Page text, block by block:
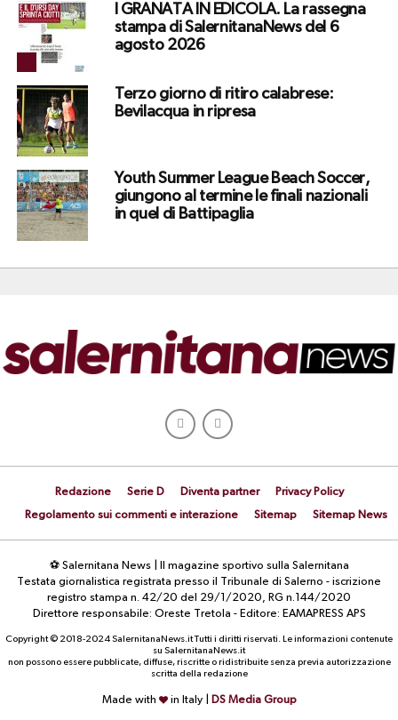
I GRANATA IN EDICOLA. La rassegna
stampa di SalernitanaNews del 6
agosto 2026
Terzo giorno di ritiro calabrese:
Bevilacqua in ripresa
Youth Summer League Beach Soccer,
giungono al termine le finali nazionali
in quel di Battipaglia
Redazione Serie D Diventa partner
Privacy Policy
Regolamento sui commenti e interazione
Sitemap Sitemap News
⚽ Salernitana News | Il magazine sportivo sulla Salernitana
Testata giornalistica registrata presso il Tribunale di Salerno - iscrizione
registro stampa n. 42/20 del 29/1/2020, RG n.144/2020
Direttore responsabile: Oreste Tretola - Editore: EAMAPRESS APS
Copyright © 2018-2024 SalernitanaNews.it Tutti i diritti riservati. Le informazioni contenute
su SalernitanaNews.it
non possono essere pubblicate, diffuse, riscritte o ridistribuite senza previa autorizzazione
scritta della redazione
Made with in Italy | DS Media Group